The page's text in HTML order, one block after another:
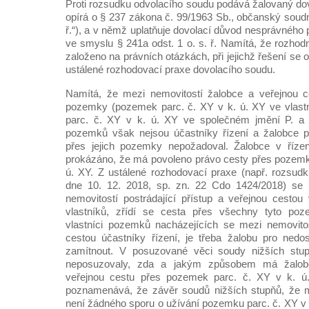
Proti rozsudku odvolacího soudu podává žalovaný
opírá o § 237 zákona č. 99/1963 Sb., občanský
ř.“), a v němž uplatňuje dovolací důvod
ve smyslu § 241a odst. 1 o. s. ř. Namítá, že
založeno na právních otázkách, při jejichž řešení se
ustálené rozhodovací praxe dovolacího soudu.
Namítá, že mezi nemovitostí žalobce a veřejnou
pozemky (pozemek parc. č. XY v k. ú. XY ve
parc. č. XY v k. ú. XY ve společném jmění P. a
pozemků však nejsou účastníky řízení a žalobce
přes jejich pozemky nepožadoval. Žalobce v
prokázáno, že má povoleno právo cesty přes
ú. XY. Z ustálené rozhodovací praxe (např.
dne 10. 12. 2018, sp. zn. 22 Cdo 1424/2018) se
nemovitostí postrádající přístup a veřejnou
vlastníků, zřídí se cesta přes všechny tyto
vlastníci pozemků nacházejících se mezi
cestou účastníky řízení, je třeba žalobu pro
zamítnout. V posuzované věci soudy nižších
neposuzovaly, zda a jakým způsobem má
veřejnou cestu přes pozemek parc. č. XY v k.
poznamenává, že závěr soudů nižších stupňů, že
není žádného sporu o užívání pozemku parc. č. XY